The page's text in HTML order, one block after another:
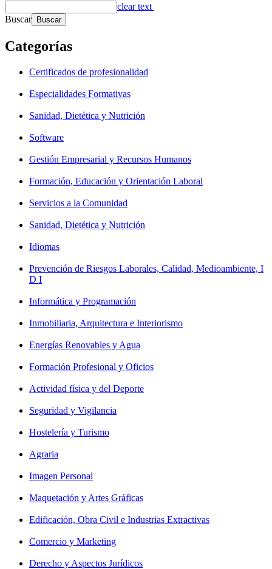
clear text
Buscar
Categorías
Certificados de profesionalidad
Especialidades Formativas
Sanidad, Dietética y Nutrición
Software
Gestión Empresarial y Recursos Humanos
Formación, Educación y Orientación Laboral
Servicios a la Comunidad
Sanidad, Dietética y Nutrición
Idiomas
Prevención de Riesgos Laborales, Calidad, Medioambiente, I
D I
Informática y Programación
Inmobiliaria, Arquitectura e Interiorismo
Energías Renovables y Agua
Formación Profesional y Oficios
Actividad física y del Deporte
Seguridad y Vigilancia
Hostelería y Turismo
Agraria
Imagen Personal
Maquetación y Artes Gráficas
Edificación, Obra Civil e Industrias Extractivas
Comercio y Marketing
Derecho y Aspectos Jurídicos